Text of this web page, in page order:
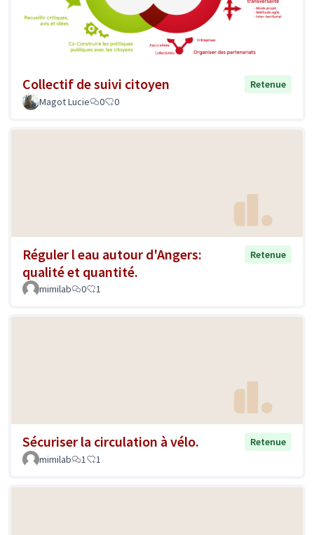
Collectif de suivi citoyen
Retenue
Magot Lucie
0 0
Réguler l eau autour d'Angers:
qualité et quantité.
Retenue
mimilab 0 1
Sécuriser la circulation à vélo.
Retenue
mimilab
1 1